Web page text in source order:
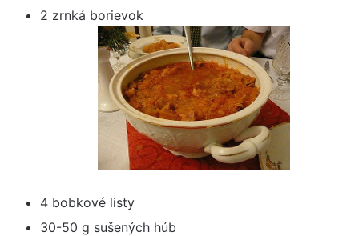
2 zrnká borievok
4 bobkové listy
30-50 g sušených húb